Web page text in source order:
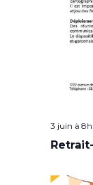
3 juin à